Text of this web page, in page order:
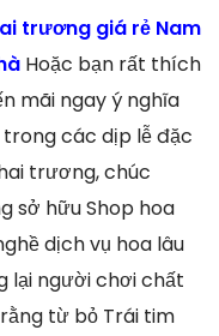
trương giá rẻ Nam
Hoặc bạn rất thích
mãi ngay ý nghĩa
các dịp lễ đặc
trương, chúc
sở hữu Shop hoa
dịch vụ hoa lâu
lại người chơi chất
từ bỏ Trái tim